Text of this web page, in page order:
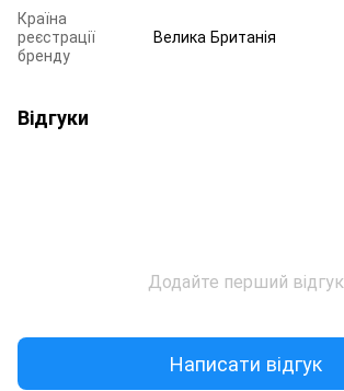
Країна
реєстрації
бренду
Велика Британія
Відгуки
Додайте перший відгук
Написати відгук